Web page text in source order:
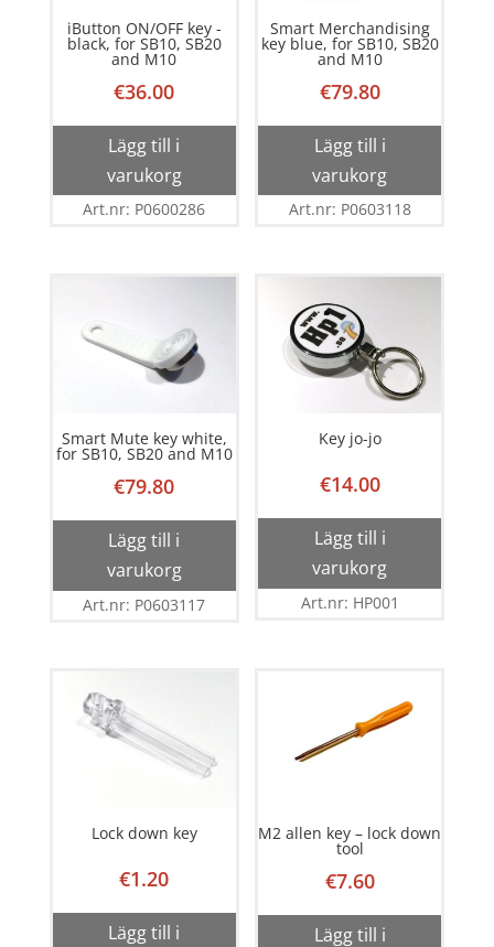
iButton ON/OFF key -
black, for SB10, SB20
and M10
€36.00
Lägg till i
varukorg
Art.nr: P0600286
Smart Merchandising
key blue, for SB10, SB20
and M10
€79.80
Lägg till i
varukorg
Art.nr: P0603118
Smart Mute key white,
for SB10, SB20 and M10
€79.80
Lägg till i
varukorg
Art.nr: P0603117
Key jo-jo
€14.00
Lägg till i
varukorg
Art.nr: HP001
Lock down key
€1.20
Lägg till i
M2 allen key – lock down
tool
€7.60
Lägg till i